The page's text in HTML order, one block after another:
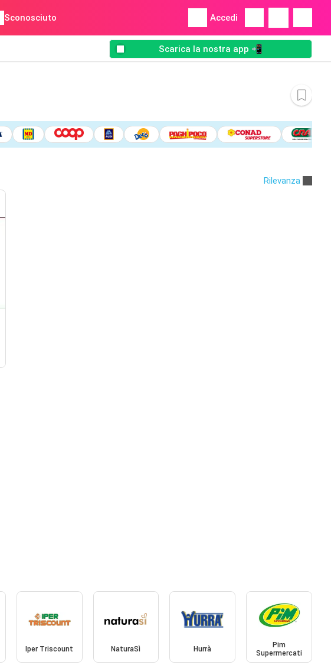
Sconosciuto Accedi
Scarica la nostra app 📲
Rilevanza
Iper Triscount NaturaSì Hurrà
Pim
Supermercati